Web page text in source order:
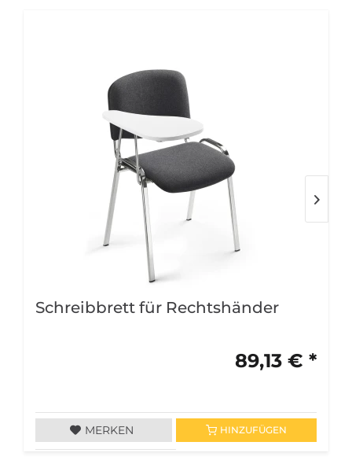
Schreibbrett für Rechtshänder
89,13 € *
MERKEN HINZUFÜGEN